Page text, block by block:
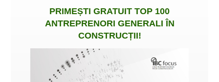
PRIMEȘTI GRATUIT TOP 100
ANTREPRENORI GENERALI ÎN
CONSTRUCȚII!